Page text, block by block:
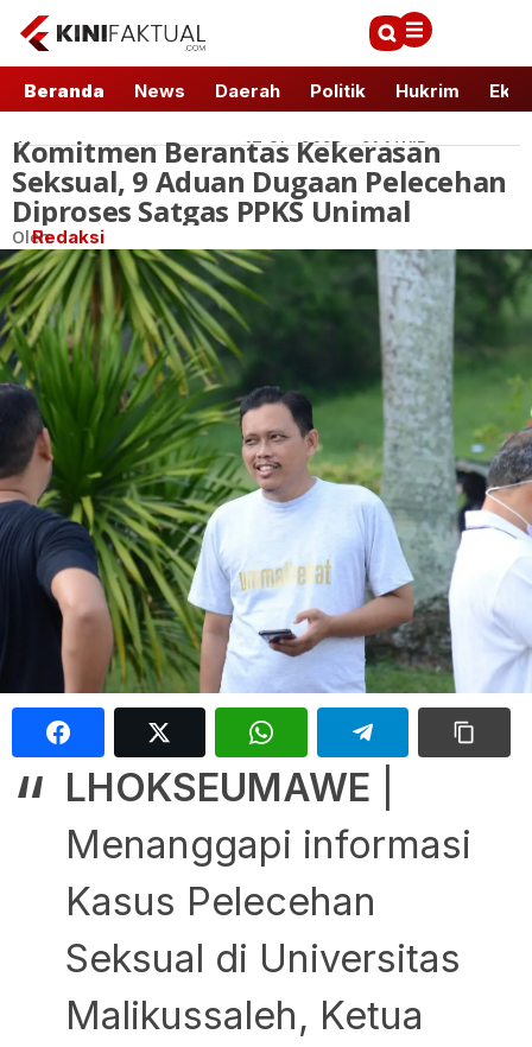
Beranda News Daerah Politik Hukrim
News 17 Okt 2023 - 21:1 WIB
Komitmen Berantas Kekerasan
Seksual, 9 Aduan Dugaan Pelecehan
Diproses Satgas PPKS Unimal
OlehRedaksi
LHOKSEUMAWE
Menanggapi informasi
Kasus Pelecehan
Seksual di Universitas
Malikussaleh, Ketua